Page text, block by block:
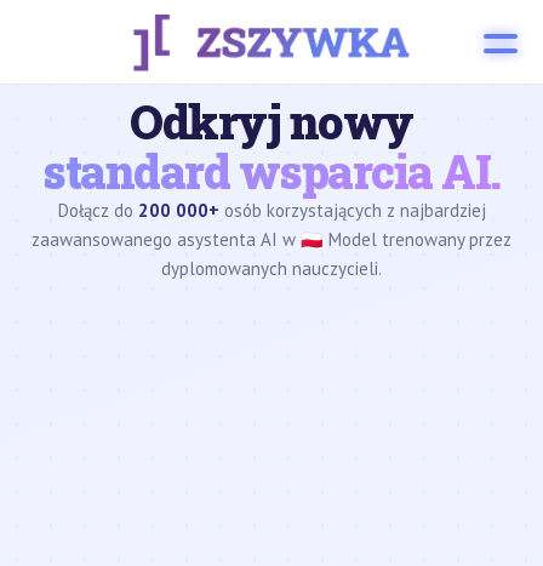
Odkryj nowy
standard wsparcia AI.
Dołącz do 200 000+ osób korzystających z najbardziej
zaawansowanego asystenta AI w 🇵🇱 Model trenowany przez
dyplomowanych nauczycieli.